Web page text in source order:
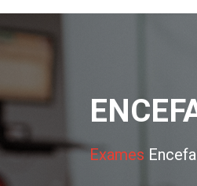
Exames